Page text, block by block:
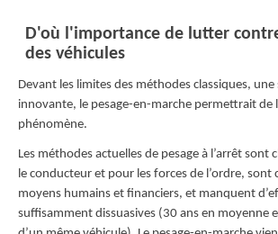
D'où l'importance de lutter
des véhicules
Devant les limites des méthodes classiques,
innovante, le pesage-en-marche permettrait de
phénomène.
Les méthodes actuelles de pesage à l’arrêt sont
le conducteur et pour les forces de l’ordre, sont
moyens humains et financiers, et manquent
suffisamment dissuasives (30 ans en moyenne